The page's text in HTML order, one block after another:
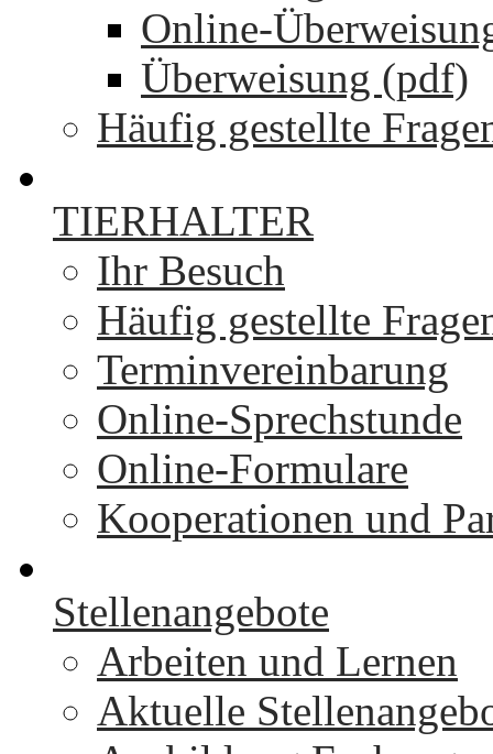
Online-
Überweisung (pdf)
Häufig gestellte
TIERHALTER
Ihr Besuch
Häufig gestellte
Terminvereinbarung
Online-Sprechstunde
Online-Formulare
Kooperationen und
Stellenangebote
Arbeiten und Lernen
Aktuelle